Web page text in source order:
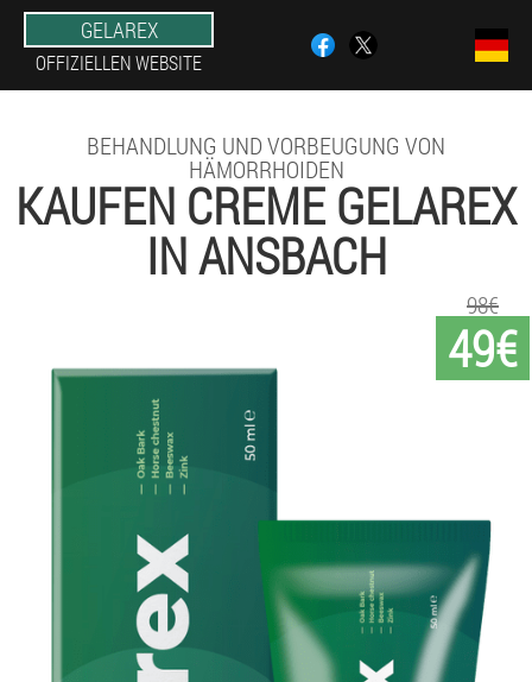
GELAREX
OFFIZIELLEN WEBSITE
BEHANDLUNG UND VORBEUGUNG VON
HÄMORRHOIDEN
KAUFEN CREME GELAREX
IN ANSBACH
49€
98€